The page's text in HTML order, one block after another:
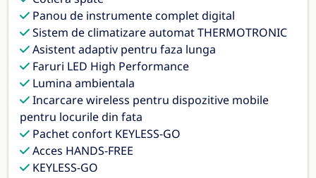
Panou de instrumente complet digital
Sistem de climatizare automat THERMOTRONIC
Asistent adaptiv pentru faza lunga
Faruri LED High Performance
Lumina ambientala
Incarcare wireless pentru dispozitive mobile
pentru locurile din fata
Pachet confort KEYLESS-GO
Acces HANDS-FREE
KEYLESS-GO